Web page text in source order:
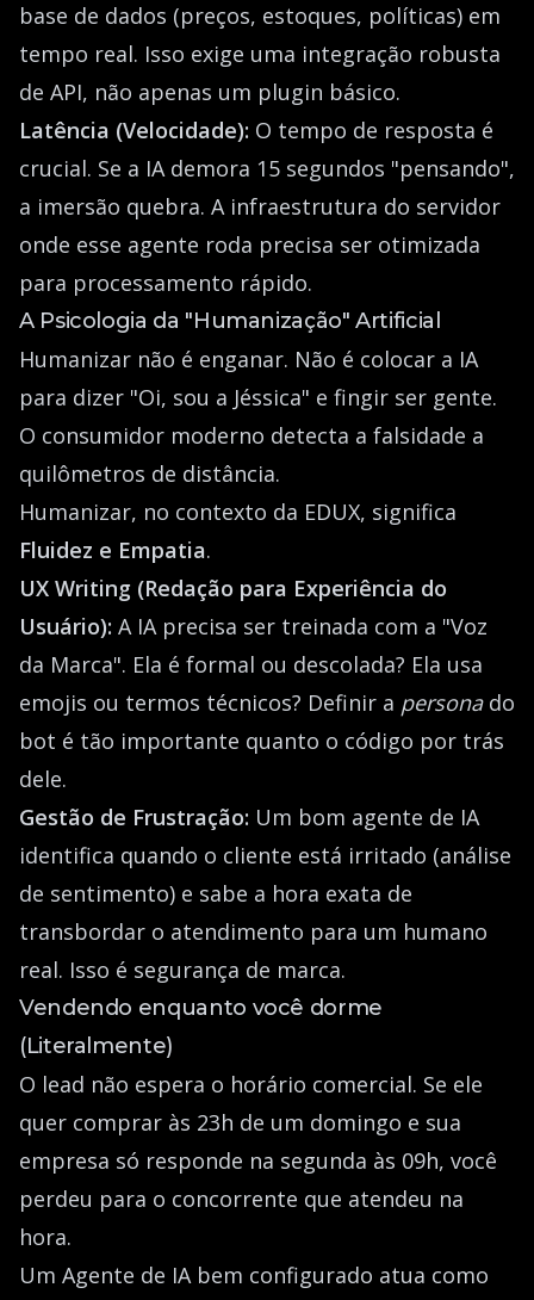
base de dados (preços, estoques, políticas) em
tempo real. Isso exige uma integração robusta
de API, não apenas um plugin básico.
Latência (Velocidade): O tempo de resposta é
crucial. Se a IA demora 15 segundos "pensando",
a imersão quebra. A infraestrutura do servidor
onde esse agente roda precisa ser otimizada
para processamento rápido.
A Psicologia da "Humanização" Artificial
Humanizar não é enganar. Não é colocar a IA
para dizer "Oi, sou a Jéssica" e fingir ser gente.
O consumidor moderno detecta a falsidade a
quilômetros de distância.
Humanizar, no contexto da EDUX, significa
Fluidez e Empatia.
UX Writing (Redação para Experiência do
Usuário): A IA precisa ser treinada com a "Voz
da Marca". Ela é formal ou descolada? Ela usa
emojis ou termos técnicos? Definir a personado
bot é tão importante quanto o código por trás
dele.
Gestão de Frustração: Um bom agente de IA
identifica quando o cliente está irritado (análise
de sentimento) e sabe a hora exata de
transbordar o atendimento para um humano
real. Isso é segurança de marca.
Vendendo enquanto você dorme
(Literalmente)
O lead não espera o horário comercial. Se ele
quer comprar às 23h de um domingo e sua
empresa só responde na segunda às 09h, você
perdeu para o concorrente que atendeu na
hora.
Um Agente de IA bem configurado atua como